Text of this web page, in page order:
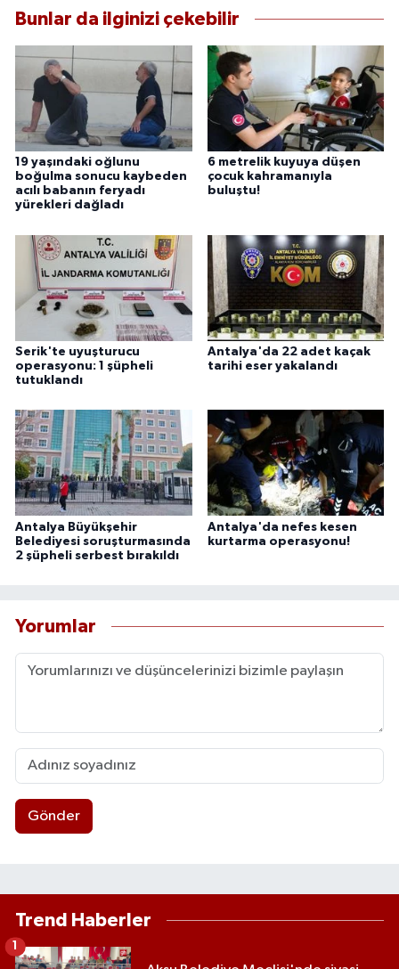
Bunlar da ilginizi çekebilir
19 yaşındaki oğlunu
boğulma sonucu kaybeden
acılı babanın feryadı
yürekleri dağladı
6 metrelik kuyuya düşen
çocuk kahramanıyla
buluştu!
Serik'te uyuşturucu
operasyonu: 1 şüpheli
tutuklandı
Antalya'da 22 adet kaçak
tarihi eser yakalandı
Antalya Büyükşehir
Belediyesi soruşturmasında
2 şüpheli serbest bırakıldı
Antalya'da nefes kesen
kurtarma operasyonu!
Yorumlar
Gönder
Trend Haberler